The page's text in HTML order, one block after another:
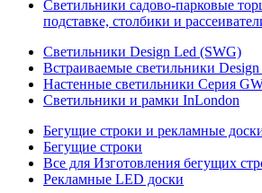
Светильники садово-парковые
подставке, столбики и
Светильники Design Led (SWG)
Встраиваемые светильники Design
Настенные светильники Серия
Светильники и рамки InLondon
Бегущие строки и рекламные
Бегущие строки
Все для Изготовления бегущих
Рекламные LED доски